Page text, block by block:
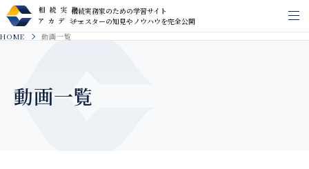
相続実務家のための学習サイト
チェスターの知見やノウハウを完全公開
メ
HOME 動画一覧
動画一覧